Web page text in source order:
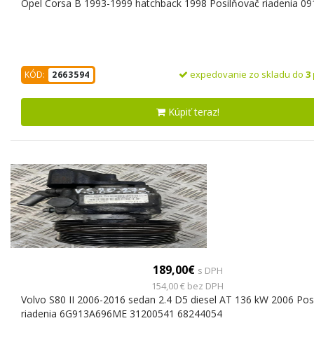
Opel Corsa B 1993-1999 hatchback 1998 Posilňovač riadenia
KÓD: 2663594 expedovanie zo skladu do 3
Kúpiť teraz!
189,00€ s DPH
154,00 € bez DPH
Volvo S80 II 2006-2016 sedan 2.4 D5 diesel AT 136 kW 2006
riadenia 6G913A696ME 31200541 68244054